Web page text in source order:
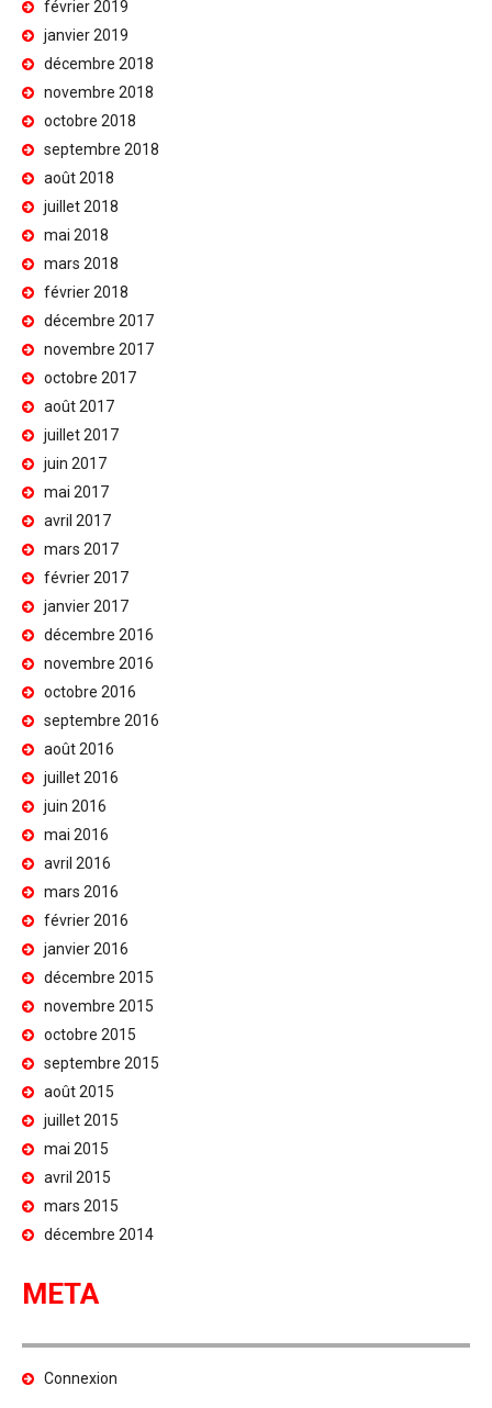
février 2019
janvier 2019
décembre 2018
novembre 2018
octobre 2018
septembre 2018
août 2018
juillet 2018
mai 2018
mars 2018
février 2018
décembre 2017
novembre 2017
octobre 2017
août 2017
juillet 2017
juin 2017
mai 2017
avril 2017
mars 2017
février 2017
janvier 2017
décembre 2016
novembre 2016
octobre 2016
septembre 2016
août 2016
juillet 2016
juin 2016
mai 2016
avril 2016
mars 2016
février 2016
janvier 2016
décembre 2015
novembre 2015
octobre 2015
septembre 2015
août 2015
juillet 2015
mai 2015
avril 2015
mars 2015
décembre 2014
META
Connexion